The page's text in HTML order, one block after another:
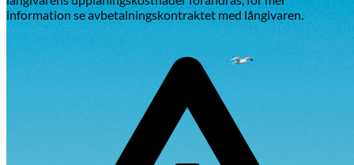
information se avbetalningskontraktet med långivaren.